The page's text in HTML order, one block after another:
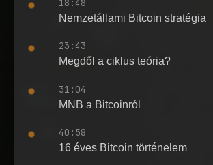
18:48
Nemzetállami Bitcoin stratégia
23:43
Megdől a ciklus teória?
31:04
MNB a Bitcoinról
40:58
16 éves Bitcoin történelem